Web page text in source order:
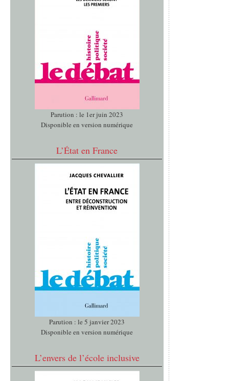
Parution : le 1er juin 2023
Disponible en version numérique
L’État en France
Parution : le 5 janvier 2023
Disponible en version numérique
L’envers de l’école inclusive